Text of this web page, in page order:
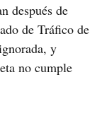
después de
de Tráfico de
y
no cumple